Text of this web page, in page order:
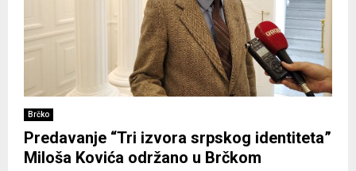
Brčko
Predavanje “Tri izvora srpskog identiteta”
Miloša Kovića održano u Brčkom